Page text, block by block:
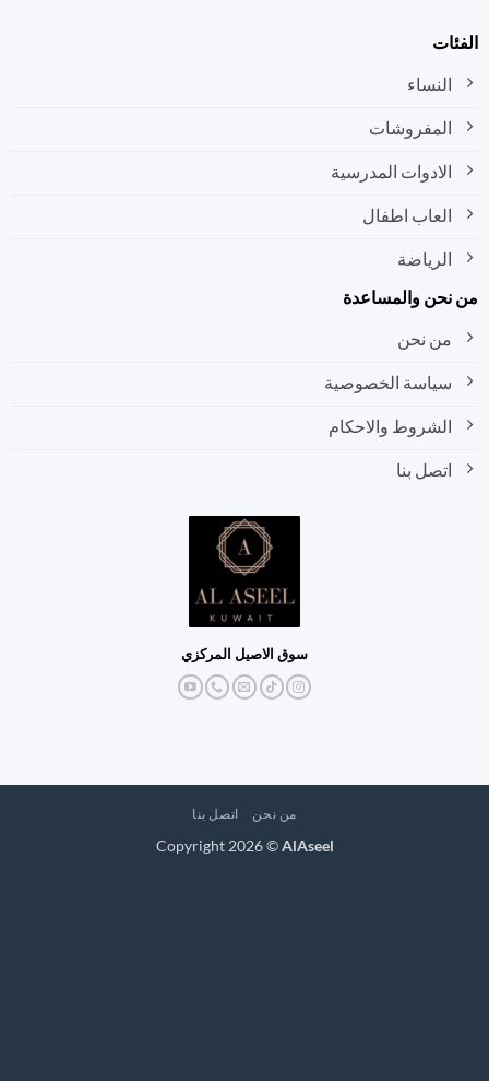
النساء
المفروشات
الادوات المدرسية
العاب اطفال
الرياضة
والمساعدة
من نحن
سياسة الخصوصية
الشروط والاحكام
اتصل بنا
سوق الاصيل المركزي
من نحن اتصل بنا
Copyright 2026 ©AlAseel